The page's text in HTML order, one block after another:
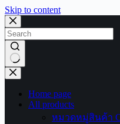
Skip to content
No
results
Home page
All products
หมวดหมู่สินค้า